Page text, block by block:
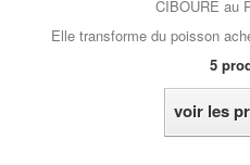
CIBOURE au
Elle transforme du poisson
5
voir les